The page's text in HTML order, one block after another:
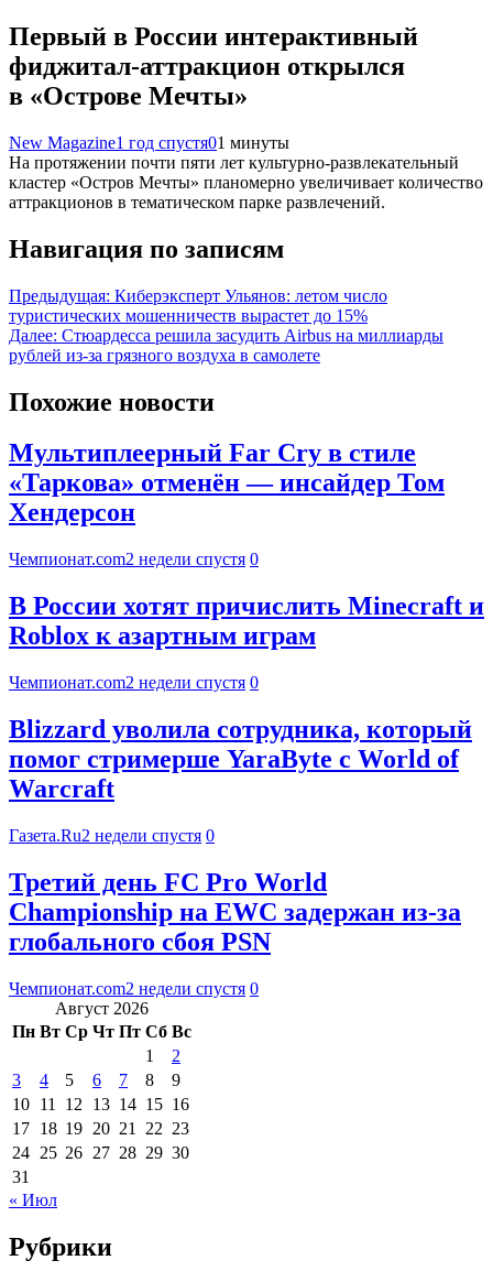
Первый в России интерактивный
фиджитал-аттракцион открылся
в «Острове Мечты»
New Magazine1 год спустя01 минуты
На протяжении почти пяти лет культурно-развлекательный
кластер «Остров Мечты» планомерно увеличивает количество
аттракционов в тематическом парке развлечений.
Навигация по записям
Предыдущая: Киберэксперт Ульянов: летом число
туристических мошенничеств вырастет до 15%
Далее: Стюардесса решила засудить Airbus на миллиарды
рублей из-за грязного воздуха в самолете
Похожие новости
Мультиплеерный Far Cry в стиле
«Таркова» отменён — инсайдер Том
Хендерсон
Чемпионат.com2 недели спустя 0
В России хотят причислить Minecraft и
Roblox к азартным играм
Чемпионат.com2 недели спустя 0
Blizzard уволила сотрудника, который
помог стримерше YaraByte с World of
Warcraft
Газета.Ru2 недели спустя 0
Третий день FC Pro World
Championship на EWC задержан из-за
глобального сбоя PSN
Чемпионат.com2 недели спустя 0
Август 2026
Пн Вт Ср Чт Пт Сб Вс
1
2
3
4 5 6 7 8
9
10 11 12 13 14 15 16
17 18 19 20 21 22 23
24 25 26 27 28 29 30
31
« Июл
Рубрики